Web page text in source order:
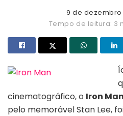
9 de dezembro
Tempo de leitura: 3
cinematográfico, o Iron Man
pelo memorável Stan Lee,